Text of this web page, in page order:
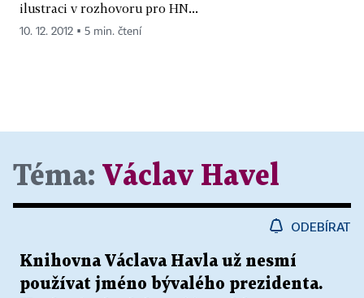
ilustraci v rozhovoru pro HN...
10. 12. 2012 ▪ 5 min. čtení
Téma: Václav Havel
ODEBÍRAT
Knihovna Václava Havla už nesmí
používat jméno bývalého prezidenta.